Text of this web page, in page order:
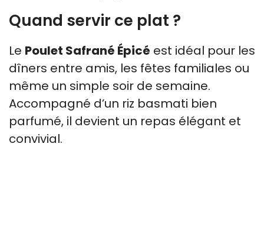
Quand servir ce plat ?
Le Poulet Safrané Épicé est idéal pour les
dîners entre amis, les fêtes familiales ou
même un simple soir de semaine.
Accompagné d’un riz basmati bien
parfumé, il devient un repas élégant et
convivial.